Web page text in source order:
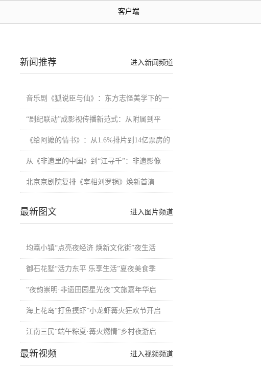
客户端
进入新闻频道
新闻推荐
音乐剧《狐说臣与仙》：东方志怪美学下的一
“剧纪联动”成影视传播新范式：从附属到平
《给阿嬷的情书》：从1.6%排片到14亿票房的
从《非遗里的中国》到“江寻千”：非遗影像
北京京剧院复排《宰相刘罗锅》焕新首演
进入图片频道
最新图文
均瀛小镇“点亮夜经济 焕新文化街”夜生活
御石花墅“活力东平 乐享生活”夏夜美食季
“夜韵崇明·非遗田园星光夜”文旅嘉年华启
海上花岛“打鱼摸虾”小龙虾篝火狂欢节开启
江南三民“端午粽夏·篝火燃情”乡村夜游启
进入视频频道
最新视频